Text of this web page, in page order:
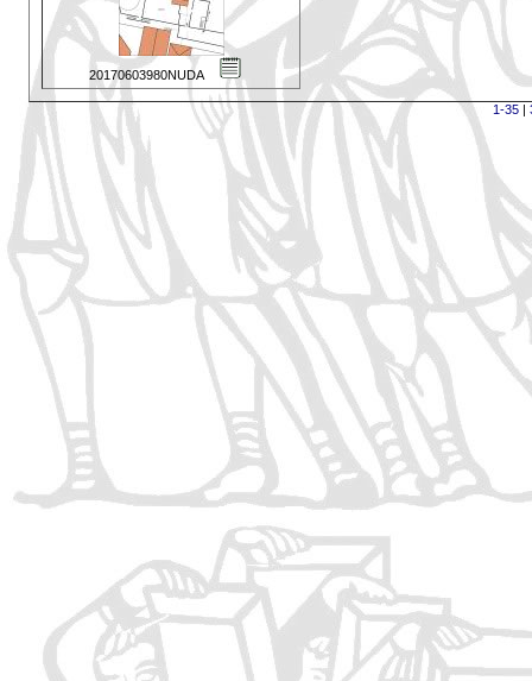
20170603980NUDA
1-35|